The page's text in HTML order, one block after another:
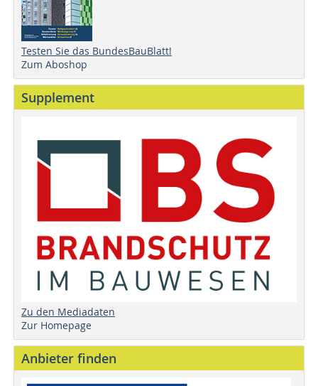
Testen Sie das BundesBauBlatt!
Zum Aboshop
Supplement
Zu den Mediadaten
Zur Homepage
Anbieter finden